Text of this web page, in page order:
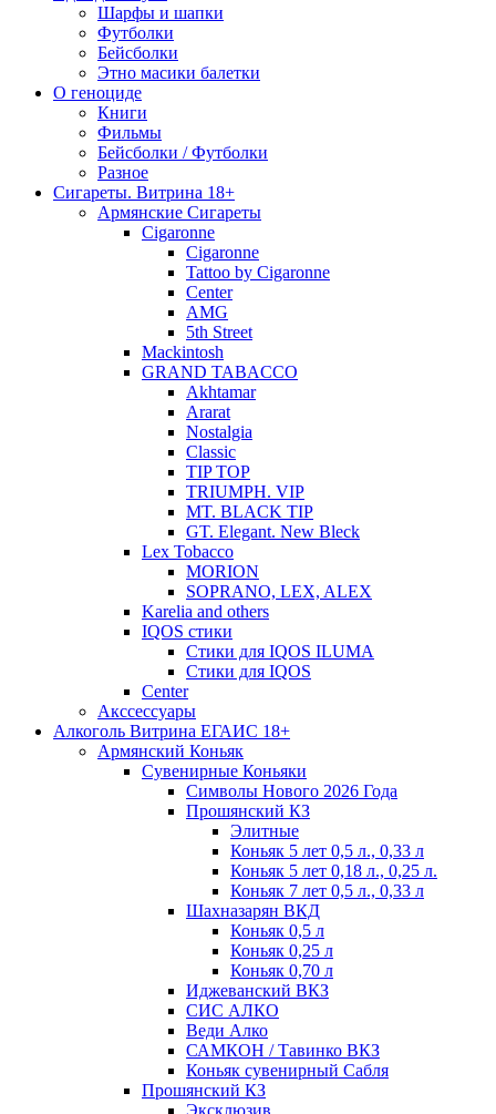
Шарфы и шапки
Футболки
Бейсболки
Этно масики балетки
О геноциде
Книги
Фильмы
Бейсболки / Футболки
Разное
Сигареты. Витрина 18+
Армянские Сигареты
Cigaronne
Cigaronne
Tattoo by Cigaronne
Center
AMG
5th Street
Mackintosh
GRAND TABACCO
Akhtamar
Ararat
Nostalgia
Classic
TIP TOP
TRIUMPH. VIP
MT. BLACK TIP
GT. Elegant. New Bleck
Lex Tobacco
MORION
SOPRANO, LEX, ALEX
Karelia and others
IQOS стики
Стики для IQOS ILUMA
Стики для IQOS
Сenter
Акссессуары
Алкоголь Витрина ЕГАИС 18+
Армянский Коньяк
Сувенирные Коньяки
Символы Нового 2026 Года
Прошянский КЗ
Элитные
Коньяк 5 лет 0,5 л., 0,33 л
Коньяк 5 лет 0,18 л., 0,25 л.
Коньяк 7 лет 0,5 л., 0,33 л
Шахназарян ВКД
Коньяк 0,5 л
Коньяк 0,25 л
Коньяк 0,70 л
Иджеванский ВКЗ
СИС АЛКО
Веди Алко
САМКОН / Тавинко ВКЗ
Коньяк сувенирный Сабля
Прошянский КЗ
Эксклюзив